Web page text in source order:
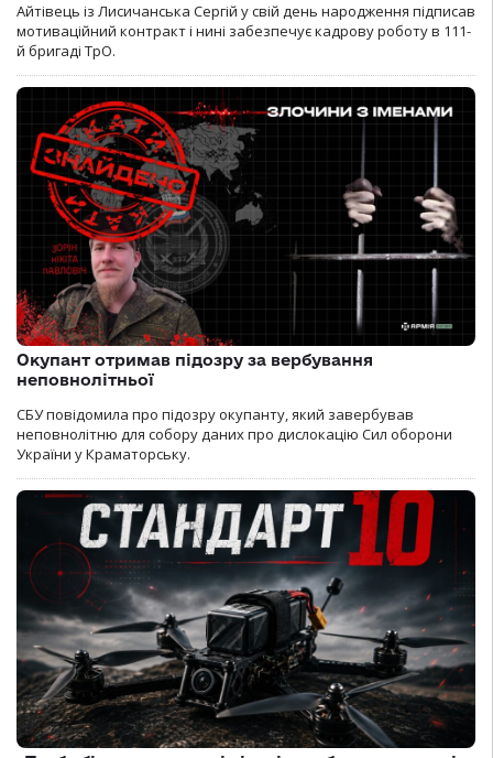
Айтівець із Лисичанська Сергій у свій день народження підписав
мотиваційний контракт і нині забезпечує кадрову роботу в 111-
й бригаді ТрО.
Окупант отримав підозру за вербування
неповнолітньої
СБУ повідомила про підозру окупанту, який завербував
неповнолітню для собору даних про дислокацію Сил оборони
України у Краматорську.